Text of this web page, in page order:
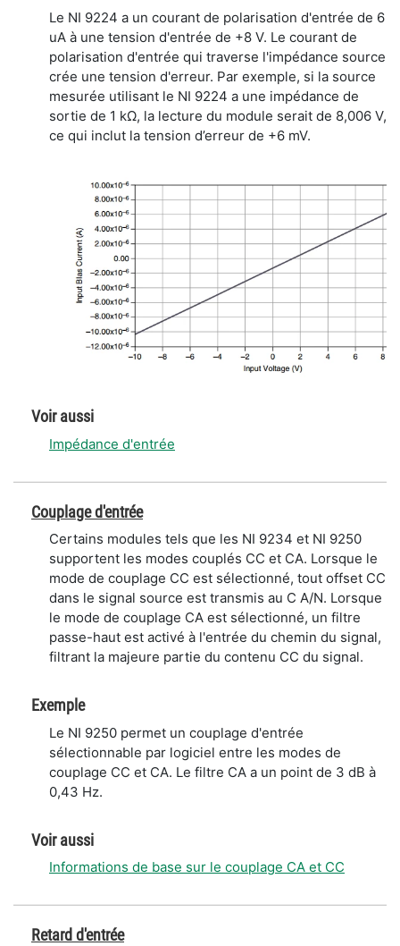
Le NI 9224 a un courant de polarisation d'entrée de 6
uA à une tension d'entrée de +8 V. Le courant de
polarisation d'entrée qui traverse l'impédance source
crée une tension d'erreur. Par exemple, si la source
mesurée utilisant le NI 9224 a une impédance de
sortie de 1 kΩ, la lecture du module serait de 8,006 V,
ce qui inclut la tension d’erreur de +6 mV.
Voir aussi
Impédance d'entrée
Couplage d'entrée
Certains modules tels que les NI 9234 et NI 9250
supportent les modes couplés CC et CA. Lorsque le
mode de couplage CC est sélectionné, tout offset CC
dans le signal source est transmis au C A/N. Lorsque
le mode de couplage CA est sélectionné, un filtre
passe-haut est activé à l'entrée du chemin du signal,
filtrant la majeure partie du contenu CC du signal.
Exemple
Le NI 9250 permet un couplage d'entrée
sélectionnable par logiciel entre les modes de
couplage CC et CA. Le filtre CA a un point de 3 dB à
0,43 Hz.
Voir aussi
Informations de base sur le couplage CA et CC
Retard d'entrée